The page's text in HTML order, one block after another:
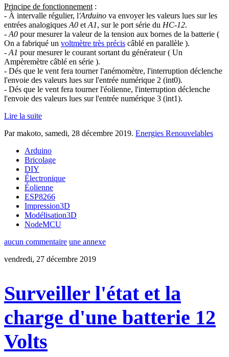
Principe de fonctionnement:
- À intervalle régulier, l'Arduino va envoyer les valeurs lues sur les
entrées analogiquesA0 etA1, sur le port série du HC-12.
-A0 pour mesurer la valeur de la tension aux bornes de la batterie (
On a fabriqué un voltmètre très précis câblé en parallèle ).
-A1 pour mesurer le courant sortant du générateur ( Un
Ampèremètre câblé en série ).
- Dés que le vent fera tourner l'anémomètre, l'interruption déclenche
l'envoie des valeurs lues sur l'entrée numérique 2 (int0).
- Dés que le vent fera tourner l'éolienne, l'interruption déclenche
l'envoie des valeurs lues sur l'entrée numérique 3 (int1).
Lire la suite
Par makoto, samedi, 28 décembre 2019. Energies Renouvelables
Arduino
Bricolage
DIY
Électronique
Éolienne
ESP8266
Impression3D
Modélisation3D
NodeMCU
aucun commentaire une annexe
vendredi, 27 décembre 2019
Surveiller l'état et la
charge d'une batterie 12
Volts